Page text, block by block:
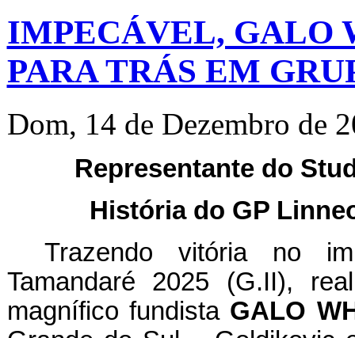
IMPECÁVEL, GALO
PARA TRÁS EM
Dom, 14 de Dezembro de
Representante do
História do GP
Trazendo vitória no
Tamandaré 2025 (G.II),
magnífico fundista GALO